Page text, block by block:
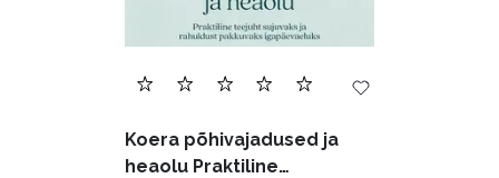
Ilukirjandus (4256)
Krimi ja põnevik (1288)
Koera põhivajadused ja
heaolu Praktiline